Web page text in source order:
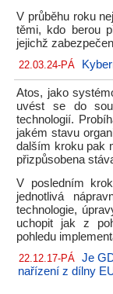
V průběhu roku
těmi, kdo berou
jejichž
22.03.24-PÁ
Atos, jako
uvést se do
technologií.
jakém stavu
dalším kroku pak
přizpůsobena
V posledním
jednotlivá
technologie,
uchopit jak z
pohledu
22.12.17-PÁ Je
nařízení z dílny